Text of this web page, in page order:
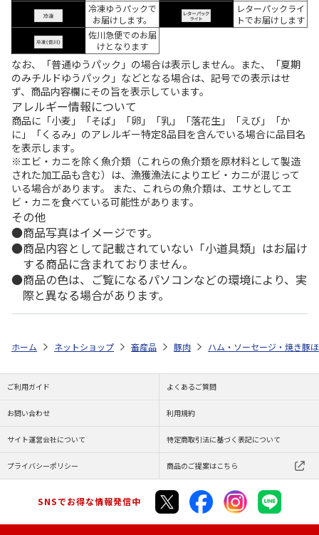
冷凍ゆうパックで
お届けします。
レターパックライ
トでお届けします
佐川急便でのお届
けとなります
なお、「普通ゆうパック」の場合は表示しません。また、「夏期
のみチルドゆうパック」などとなる場合は、記号での表示はせ
ず、商品内容欄にその旨を表示しています。
アレルギー情報について
商品に「小麦」「そば」「卵」「乳」「落花生」「えび」「か
に」「くるみ」のアレルギー特定8品目を含んでいる場合に品目名
を表示します。
※エビ・カニを除く魚介類（これらの魚介類を原材料として製造
された加工品も含む）は、漁獲漁法によりエビ・カニが混じって
いる場合があります。 また、これらの魚介類は、エサとしてエ
ビ・カニを食べている可能性があります。
その他
商品写真はイメージです。
商品内容として記載されていない「小道具類」はお届け
する商品に含まれておりません。
商品の色は、ご覧になるパソコンなどの環境により、実
際と異なる場合があります。
ホーム ネットショップ 畜産品 豚肉 ハム・ソーセージ・焼き豚
ご利用ガイド よくあるご質問
お問い合わせ 利用規約
サイト運営会社について 特定商取引法に基づく表記について
プライバシーポリシー 商品のご提案はこちら
SNSでお得な情報発信中